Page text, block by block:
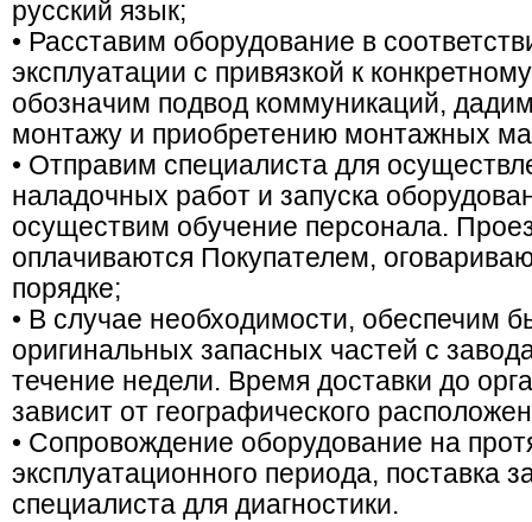
русский язык;
• Расставим оборудование в
эксплуатации с привязкой к
обозначим подвод коммуникаций,
монтажу и приобретению монтажных
• Отправим специалиста для
наладочных работ и запуска
осуществим обучение персонала.
оплачиваются Покупателем,
порядке;
• В случае необходимости, обеспечим
оригинальных запасных частей с
течение недели. Время доставки до
зависит от географического
• Сопровождение оборудование на
эксплуатационного периода, поставка
специалиста для диагностики.